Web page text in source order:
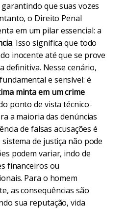
que suas vozes
o Direito Penal
em um pilar essencial: a
. Isso significa que todo
inocente até que se prove
definitiva. Nesse cenário,
e sensível: é
minta em um crime
ponto de vista técnico-
a maioria das denúncias
de falsas acusações é
de justiça não pode
podem variar, indo de
financeiros ou
Para o homem
as consequências são
sua reputação, vida